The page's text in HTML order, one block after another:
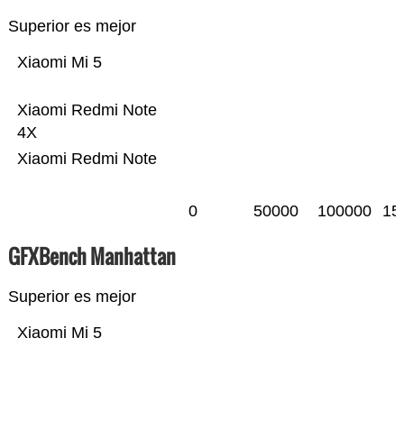
Superior es mejor
Xiaomi Redmi Note
Xiaomi Redmi Note
4X
Xiaomi Mi 5
0 50000 100000
GFXBench Manhattan
Superior es mejor
Xiaomi Mi 5